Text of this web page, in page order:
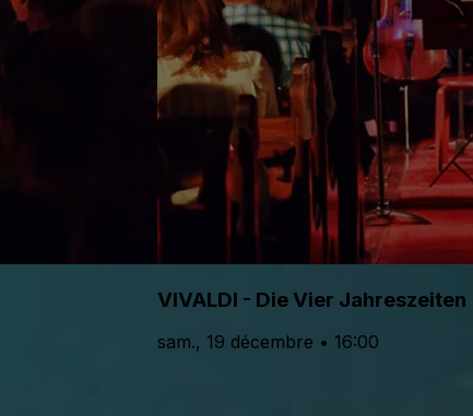
VIVALDI - Die Vier
sam., 19 décembre • 16:00